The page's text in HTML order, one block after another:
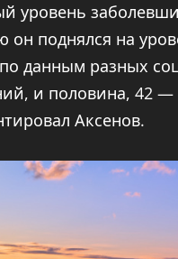
уровень
он поднялся на
данным разных
и половина, 42
Аксенов.